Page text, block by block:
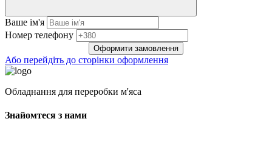
Ваше ім'я
Нoмep тeлeфoнy
Оформити замовлення
Або перейдіть до сторінки оформлення
Обладнання для переробки м'яса
Знайомтеся з нами